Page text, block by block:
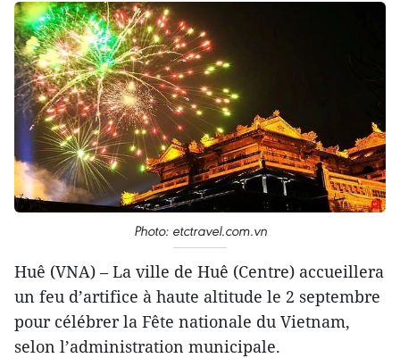
Photo: etctravel.com.vn
Huê (VNA) – La ville de Huê (Centre) accueillera
un feu d’artifice à haute altitude le 2 septembre
pour célébrer la Fête nationale du Vietnam,
selon l’administration municipale.